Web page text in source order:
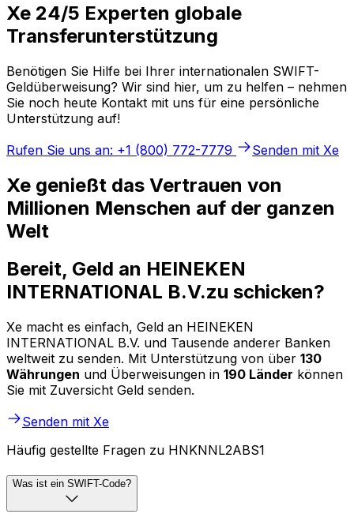
Xe 24/5 Experten globale
Transferunterstützung
Benötigen Sie Hilfe bei Ihrer internationalen SWIFT-
Geldüberweisung? Wir sind hier, um zu helfen – nehmen
Sie noch heute Kontakt mit uns für eine persönliche
Unterstützung auf!
Rufen Sie uns an: +1 (800) 772-7779
Senden mit Xe
Xe genießt das Vertrauen von
Millionen Menschen auf der ganzen
Welt
Bereit, Geld an HEINEKEN
INTERNATIONAL B.V.zu schicken?
Xe macht es einfach, Geld an HEINEKEN
INTERNATIONAL B.V. und Tausende anderer Banken
weltweit zu senden. Mit Unterstützung von über 130
Währungen und Überweisungen in 190 Länder können
Sie mit Zuversicht Geld senden.
Senden mit Xe
Häufig gestellte Fragen zu HNKNNL2ABS1
Was ist ein SWIFT-Code?